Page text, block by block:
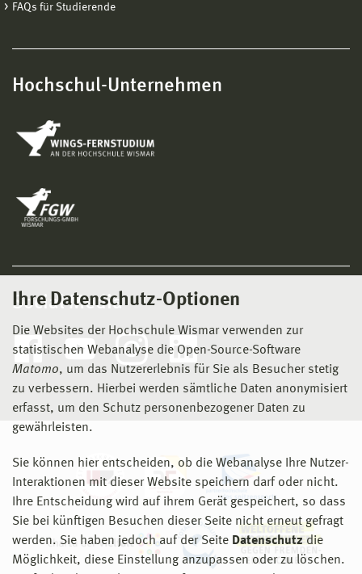
Ihre Datenschutz-Optionen
Die Websites der Hochschule Wismar verwenden zur
statistischen Webanalyse die Open-Source-Software
Matomo, um das Nutzererlebnis für Sie als Besucher stetig
zu verbessern. Hierbei werden sämtliche Daten anonymisiert
erfasst, um den Schutz personenbezogener Daten zu
gewährleisten.
Sie können hier entscheiden, ob die Webanalyse Ihre Nutzer-
Interaktionen mit dieser Website speichern darf oder nicht.
Ihre Entscheidung wird auf ihrem Gerät gespeichert, so dass
Sie bei künftigen Besuchen dieser Seite nicht erneut gefragt
werden. Sie haben jedoch auf der Seite Datenschutz die
Möglichkeit, diese Einstellung anzupassen oder zu löschen.
FAQs für Studierende
Hochschul-Unternehmen
Social Media